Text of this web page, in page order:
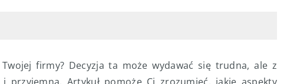
firmy? Decyzja ta może wydawać się trudna, ale z